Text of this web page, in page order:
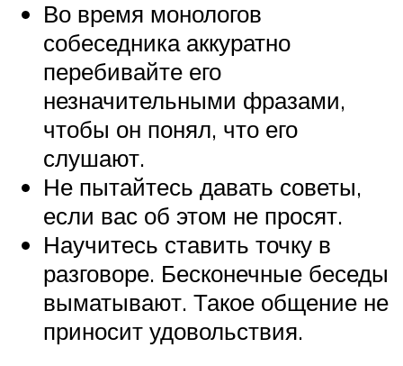
Во время монологов
собеседника аккуратно
перебивайте его
незначительными фразами,
чтобы он понял, что его
слушают.
Не пытайтесь давать советы,
если вас об этом не просят.
Научитесь ставить точку в
разговоре. Бесконечные беседы
выматывают. Такое общение не
приносит удовольствия.